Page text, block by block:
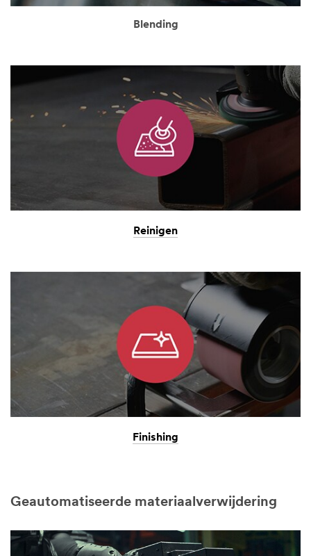
Blending
Reinigen
Finishing
Geautomatiseerde materiaalverwijdering